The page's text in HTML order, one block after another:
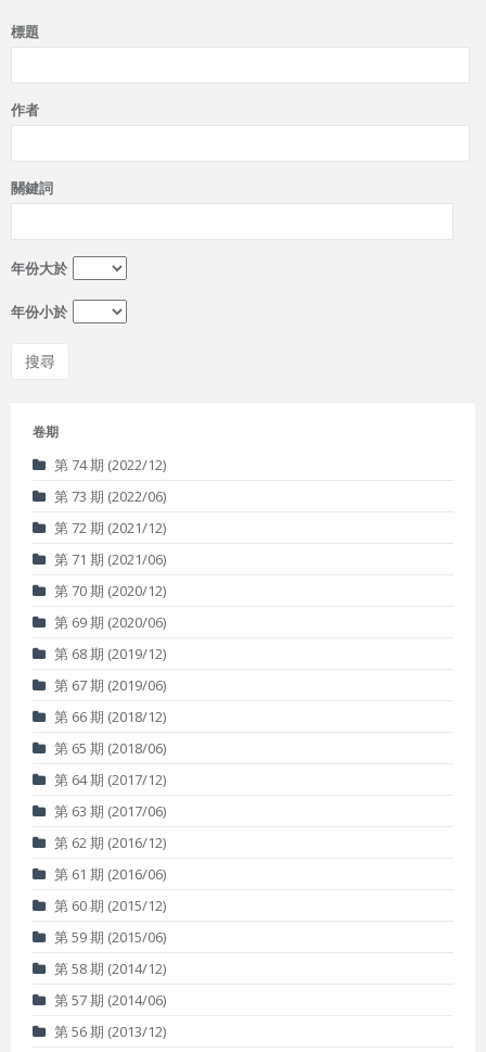
標題
作者
關鍵詞
年份大於
年份小於
卷期
第 74 期 (2022/12)
第 73 期 (2022/06)
第 72 期 (2021/12)
第 71 期 (2021/06)
第 70 期 (2020/12)
第 69 期 (2020/06)
第 68 期 (2019/12)
第 67 期 (2019/06)
第 66 期 (2018/12)
第 65 期 (2018/06)
第 64 期 (2017/12)
第 63 期 (2017/06)
第 62 期 (2016/12)
第 61 期 (2016/06)
第 60 期 (2015/12)
第 59 期 (2015/06)
第 58 期 (2014/12)
第 57 期 (2014/06)
第 56 期 (2013/12)